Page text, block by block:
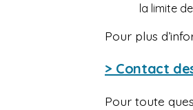
la limite
Pour plus
> Contact
Pour toute